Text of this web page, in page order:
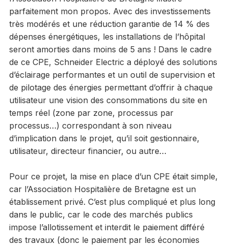
parfaitement mon propos. Avec des investissements
très modérés et une réduction garantie de 14 % des
dépenses énergétiques, les installations de l’hôpital
seront amorties dans moins de 5 ans ! Dans le cadre
de ce CPE, Schneider Electric a déployé des solutions
d’éclairage performantes et un outil de supervision et
de pilotage des énergies permettant d’offrir à chaque
utilisateur une vision des consommations du site en
temps réel (zone par zone, processus par
processus…) correspondant à son niveau
d’implication dans le projet, qu’il soit gestionnaire,
utilisateur, directeur financier, ou autre…
Pour ce projet, la mise en place d’un CPE était simple,
car l’Association Hospitalière de Bretagne est un
établissement privé. C’est plus compliqué et plus long
dans le public, car le code des marchés publics
impose l’allotissement et interdit le paiement différé
des travaux (donc le paiement par les économies